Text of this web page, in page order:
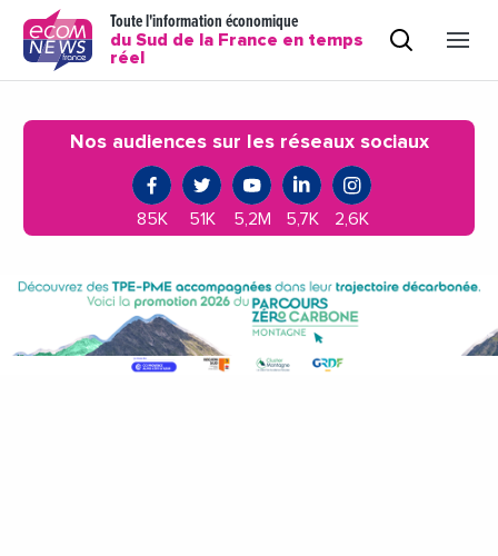
Toute l'information économique
du Sud de la France en temps
réel
Nos audiences sur les réseaux sociaux
85K 51K 5,2M 5,7K 2,6K